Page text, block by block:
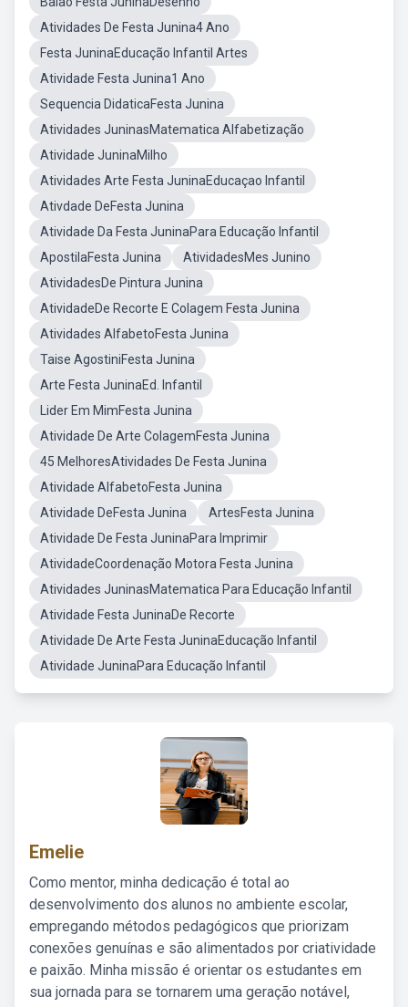
Atividades De Festa Junina4 Ano
Festa JuninaEducação Infantil Artes
Atividade Festa Junina1 Ano
Sequencia DidaticaFesta Junina
Atividades JuninasMatematica Alfabetização
Atividade JuninaMilho
Atividades Arte Festa JuninaEducaçao Infantil
Ativdade DeFesta Junina
Atividade Da Festa JuninaPara Educação Infantil
ApostilaFesta Junina
AtividadesMes Junino
AtividadesDe Pintura Junina
AtividadeDe Recorte E Colagem Festa Junina
Atividades AlfabetoFesta Junina
Taise AgostiniFesta Junina
Arte Festa JuninaEd. Infantil
Lider Em MimFesta Junina
Atividade De Arte ColagemFesta Junina
45 MelhoresAtividades De Festa Junina
Atividade AlfabetoFesta Junina
Atividade DeFesta Junina
ArtesFesta Junina
Atividade De Festa JuninaPara Imprimir
AtividadeCoordenação Motora Festa Junina
Atividades JuninasMatematica Para Educação Infantil
Atividade Festa JuninaDe Recorte
Atividade De Arte Festa JuninaEducação Infantil
Atividade JuninaPara Educação Infantil
Emelie
Como mentor, minha dedicação é total ao
desenvolvimento dos alunos no ambiente escolar,
empregando métodos pedagógicos que priorizam
conexões genuínas e são alimentados por criatividade
e paixão. Minha missão é orientar os estudantes em
sua jornada para se tornarem uma geração notável,